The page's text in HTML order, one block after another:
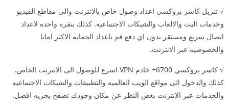
√ تنزيل كاسر بروكسي اعداد وصول خاص بالانترنت والى مقاطع الفيديو
وخدمات البث والالعاب والشبكات الاجتماعيه. كذلك بنقره واحده لاعداد
اتصال سريع ومستقر بدون اي دفع قم باعداد الحمايه الاكثر امانا
والخصوصيه عبر الانترنت.
√
كاسر بروكسي 6700+ خادم VPN اسرع للوصول الى الانترنت الخاص.
كذلك والدخول الى مواقع الويب العالميه والتطبيقات والشبكات الاجتماعيه
والخدمات عبر الانترنت بغض النظر عن مكان وجودك تصفح بحريه افضل.